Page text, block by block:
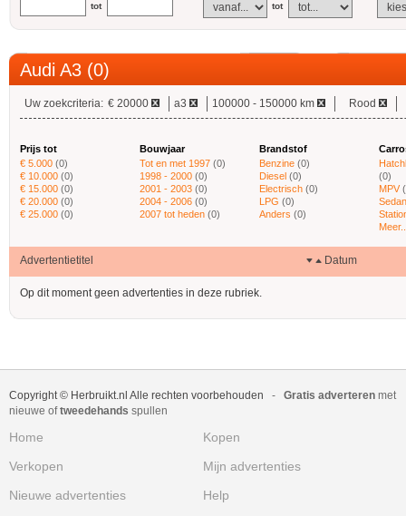
tot tot
Audi A3 (0)
Uw zoekcriteria: € 20000 a3 100000 - 150000 km Rood
Prijs tot
€ 5.000 (0)
€ 10.000 (0)
€ 15.000 (0)
€ 20.000 (0)
€ 25.000 (0)
Bouwjaar
Tot en met 1997 (0)
1998 - 2000 (0)
2001 - 2003 (0)
2004 - 2006 (0)
2007 tot heden (0)
Brandstof
Benzine (0)
Diesel (0)
Electrisch (0)
LPG (0)
Anders (0)
(0)
MPV
Advertentietitel Datum
Op dit moment geen advertenties in deze rubriek.
Copyright © Herbruikt.nl Alle rechten voorbehouden - Gratis adverteren met
nieuwe oftweedehands spullen
Home
Kopen
Verkopen
Mijn advertenties
Nieuwe advertenties
Help